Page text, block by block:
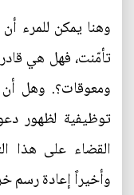
وهنا يمكن للمرء
تأمّنت، فهل هي
ومعوقات؟. وهل أن
توظيفية لظهور
القضاء على هذا
وأخيراً إعادة رسم